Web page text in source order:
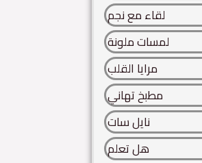
لقاء مع نجم
لمسات ملونة
مرايا القلب
مطبخ تهاني
نايل سات
هل تعلم